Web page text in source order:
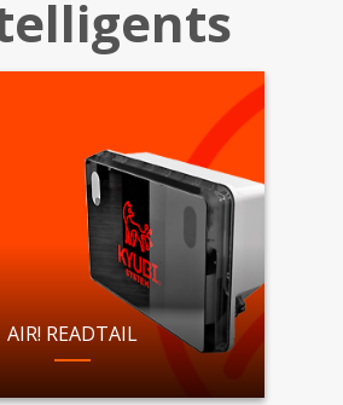
AIR! READTAIL